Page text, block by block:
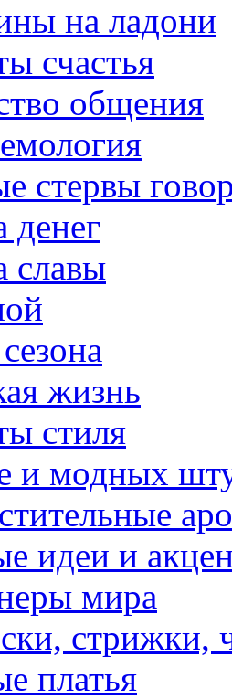
на ладони
счастья
общения
стервы
славы
жизнь
стиля
и модных
идеи и
мира
стрижки,
платья